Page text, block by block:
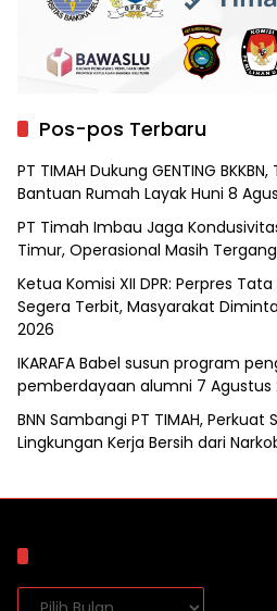
Pos-pos Terbaru
PT TIMAH Dukung GENTING
Bantuan Rumah Layak Huni 8
PT Timah Imbau Jaga
Timur, Operasional Masih
Ketua Komisi XII DPR: Perpres
Segera Terbit, Masyarakat
2026
IKARAFA Babel susun program
pemberdayaan alumni 7 Agustus
BNN Sambangi PT TIMAH, Perkuat
Lingkungan Kerja Bersih dari
Arsip